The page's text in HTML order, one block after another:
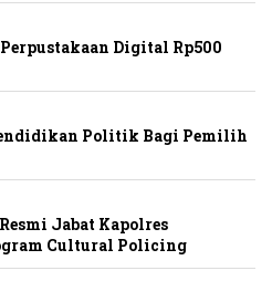
Digital Rp500
Politik Bagi Pemilih
Jabat Kapolres
Cultural Policing